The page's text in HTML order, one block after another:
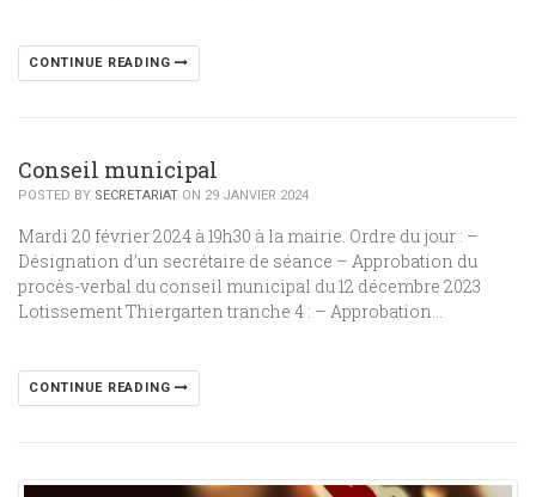
CONTINUE READING
Conseil municipal
POSTED BY SECRETARIAT ON 29 JANVIER 2024
Mardi 20 février 2024 à 19h30 à la mairie. Ordre du jour : –
Désignation d’un secrétaire de séance – Approbation du
procès-verbal du conseil municipal du 12 décembre 2023
Lotissement Thiergarten tranche 4 : – Approbation…
CONTINUE READING